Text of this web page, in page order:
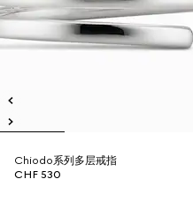
Chiodo系列多层戒指
CHF 530